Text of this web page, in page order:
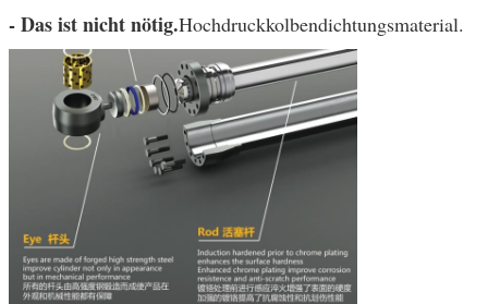
- Das ist nicht nötig.Hochdruckkolbendichtungsmaterial.